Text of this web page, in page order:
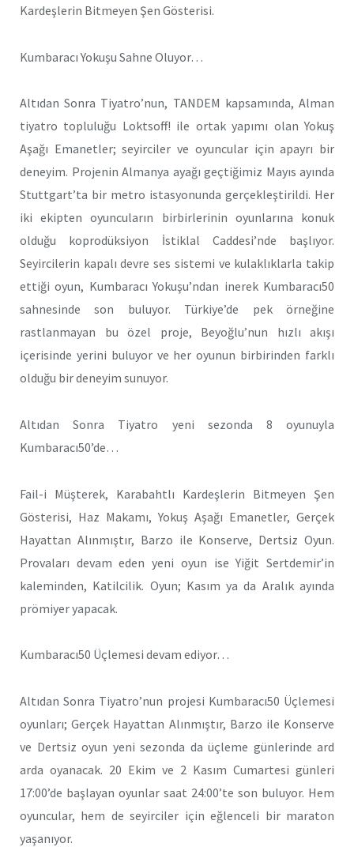
Kardeşlerin Bitmeyen Şen Gösterisi.
Kumbaracı Yokuşu Sahne Oluyor…
Altıdan Sonra Tiyatro’nun, TANDEM kapsamında, Alman
tiyatro topluluğu Loktsoff! ile ortak yapımı olan Yokuş
Aşağı Emanetler; seyirciler ve oyuncular için apayrı bir
deneyim. Projenin Almanya ayağı geçtiğimiz Mayıs ayında
Stuttgart’ta bir metro istasyonunda gerçekleştirildi. Her
iki ekipten oyuncuların birbirlerinin oyunlarına konuk
olduğu koprodüksiyon İstiklal Caddesi’nde başlıyor.
Seyircilerin kapalı devre ses sistemi ve kulaklıklarla takip
ettiği oyun, Kumbaracı Yokuşu’ndan inerek Kumbaracı50
sahnesinde son buluyor. Türkiye’de pek örneğine
rastlanmayan bu özel proje, Beyoğlu’nun hızlı akışı
içerisinde yerini buluyor ve her oyunun birbirinden farklı
olduğu bir deneyim sunuyor.
Altıdan Sonra Tiyatro yeni sezonda 8 oyunuyla
Kumbaracı50’de…
Fail-i Müşterek, Karabahtlı Kardeşlerin Bitmeyen Şen
Gösterisi, Haz Makamı, Yokuş Aşağı Emanetler, Gerçek
Hayattan Alınmıştır, Barzo ile Konserve, Dertsiz Oyun.
Provaları devam eden yeni oyun ise Yiğit Sertdemir’in
kaleminden, Katilcilik. Oyun; Kasım ya da Aralık ayında
prömiyer yapacak.
Kumbaracı50 Üçlemesi devam ediyor…
Altıdan Sonra Tiyatro’nun projesi Kumbaracı50 Üçlemesi
oyunları; Gerçek Hayattan Alınmıştır, Barzo ile Konserve
ve Dertsiz oyun yeni sezonda da üçleme günlerinde ard
arda oyanacak. 20 Ekim ve 2 Kasım Cumartesi günleri
17:00’de başlayan oyunlar saat 24:00’te son buluyor. Hem
oyuncular, hem de seyirciler için eğlenceli bir maraton
yaşanıyor.